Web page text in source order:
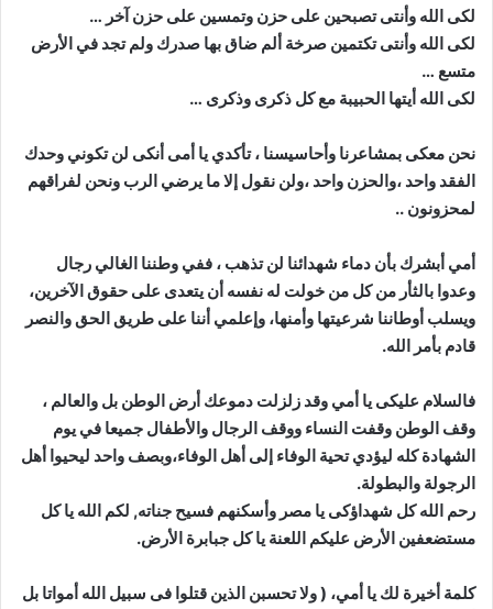
لكى الله وأنتى تصبحين على حزن وتمسين على حزن آخر …
لكى الله وأنتى تكتمين صرخة ألم ضاق بها صدرك ولم تجد في الأرض
متسع …
لكى الله أيتها الحبيبة مع كل ذكرى وذكرى …
نحن معكى بمشاعرنا وأحاسيسنا ، تأكدي يا أمى أنكى لن تكوني وحدك
الفقد واحد ،والحزن واحد ،ولن نقول إلا ما يرضي الرب ونحن لفراقهم
لمحزونون ..
أمي أبشرك بأن دماء شهدائنا لن تذهب ، ففي وطننا الغالي رجال
وعدوا بالثأر من كل من خولت له نفسه أن يتعدى على حقوق الآخرين،
ويسلب أوطاننا شرعيتها وأمنها، وإعلمي أننا على طريق الحق والنصر
قادم بأمر الله.
فالسلام عليكى يا أمي وقد زلزلت دموعك أرض الوطن بل والعالم ،
وقف الوطن وقفت النساء ووقف الرجال والأطفال جميعا في يوم
الشهادة كله ليؤدي تحية الوفاء إلى أهل الوفاء،وبصف واحد ليحيوا أهل
الرجولة والبطولة.
رحم الله كل شهداؤكى يا مصر وأسكنهم فسيح جناته, لكم الله يا كل
مستضعفين الأرض عليكم اللعنة يا كل جبابرة الأرض.
كلمة أخيرة لك يا أمي، ( ولا تحسبن الذين قتلوا فى سبيل الله أمواتا بل